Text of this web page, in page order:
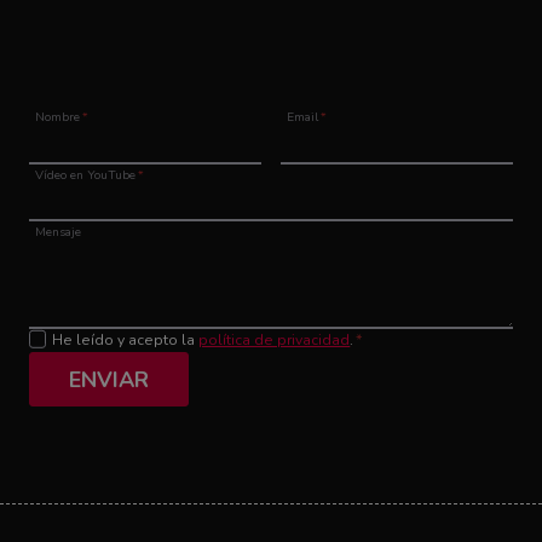
Nombre* Email*
Vídeo en YouTube*
Mensaje
He leído y acepto la política de privacidad. *
ENVIAR